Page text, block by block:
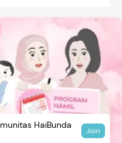
HaiBunda
Join